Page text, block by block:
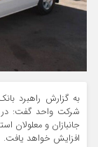
به گزارش راهبرد
جانبازان و معلولان
افزایش خواهد یافت.